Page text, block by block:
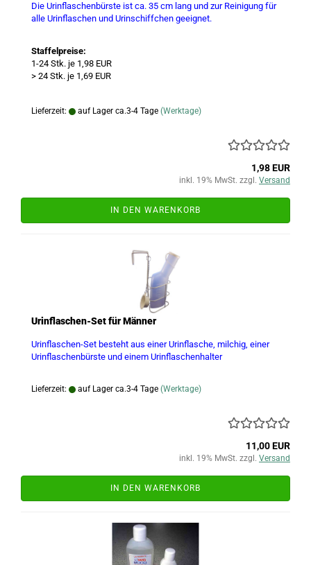
Die Urinflaschenbürste ist ca. 35 cm lang und zur Reinigung für
alle Urinflaschen und Urinschiffchen geeignet.
Staffelpreise:
1-24 Stk. je 1,98 EUR
> 24 Stk. je 1,69 EUR
Lieferzeit: auf Lager ca.3-4 Tage (Werktage)
1,98 EUR
inkl. 19% MwSt. zzgl. Versand
IN DEN WARENKORB
Urinflaschen-Set für Männer
Urinflaschen-Set besteht aus einer Urinflasche, milchig, einer
Urinflaschenbürste und einem Urinflaschenhalter
Lieferzeit: auf Lager ca.3-4 Tage (Werktage)
11,00 EUR
inkl. 19% MwSt. zzgl. Versand
IN DEN WARENKORB